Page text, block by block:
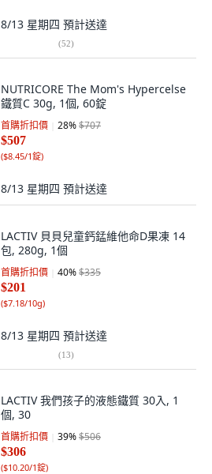
8/13 星期四 預計送達
(52)
NUTRICORE The Mom's Hypercelse
鐵質C 30g, 1個, 60錠
首購折扣價 28%$707
$507
($8.45/1錠)
8/13 星期四 預計送達
LACTIV 貝貝兒童鈣錳維他命D果凍 14
包, 280g, 1個
首購折扣價 40%$335
$201
($7.18/10g)
8/13 星期四 預計送達
(13)
LACTIV 我們孩子的液態鐵質 30入, 1
個, 30
首購折扣價 39%$506
$306
($10.20/1錠)